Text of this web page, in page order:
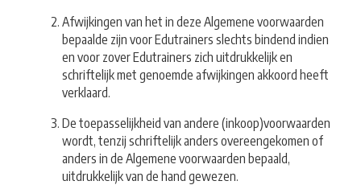
Afwijkingen van het in deze Algemene voorwaarden
bepaalde zijn voor Edutrainers slechts bindend indien
en voor zover Edutrainers zich uitdrukkelijk en
schriftelijk met genoemde afwijkingen akkoord heeft
verklaard.
De toepasselijkheid van andere (inkoop)voorwaarden
wordt, tenzij schriftelijk anders overeengekomen of
anders in de Algemene voorwaarden bepaald,
uitdrukkelijk van de hand gewezen.